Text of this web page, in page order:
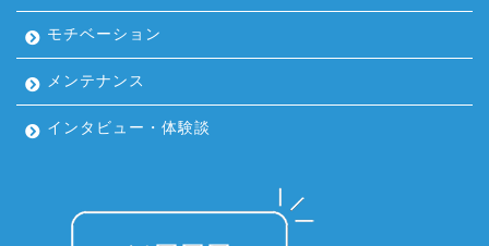
モチベーション
メンテナンス
インタビュー・体験談